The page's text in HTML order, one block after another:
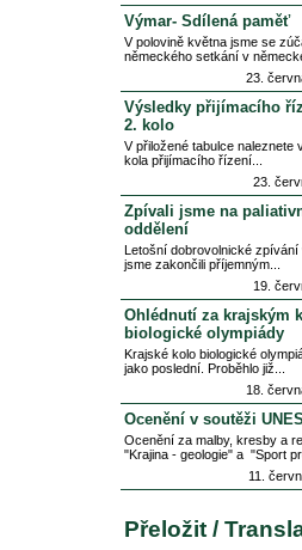
Výmar- Sdílená paměť
V polovině května jsme se
německého setkání v
23.
Výsledky přijímacího
2. kolo
V přiložené tabulce naleznete
kola přijímacího řízení
23.
Zpívali jsme na
oddělení
Letošní dobrovolnické zpívání
jsme zakončili příjemným
19.
Ohlédnutí za krajským
biologické olympiády
Krajské kolo biologické
jako poslední. Proběhlo již
18.
Ocenění v soutěži
Ocenění za malby, kresby a
"Krajina - geologie" a "Sport
11.
Přeložit /